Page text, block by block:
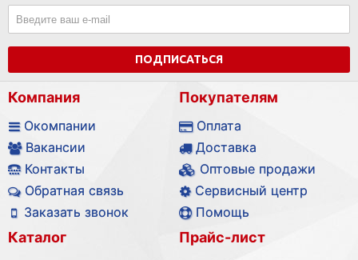
ПОДПИСАТЬСЯ
Компания
Окомпании
Вакансии
Контакты
Обратная связь
Заказать звонок
Покупателям
Оплата
Доставка
Оптовые продажи
Сервисный центр
Помощь
Каталог
Прайс-лист